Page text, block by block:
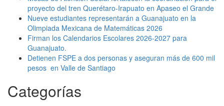
proyecto del tren Querétaro-Irapuato en Apaseo el Grande
Nueve estudiantes representarán a Guanajuato en la
Olimpiada Mexicana de Matemáticas 2026
Firman los Calendarios Escolares 2026-2027 para
Guanajuato.
Detienen FSPE a dos personas y aseguran más de 600 mil
pesos en Valle de Santiago
Categorías